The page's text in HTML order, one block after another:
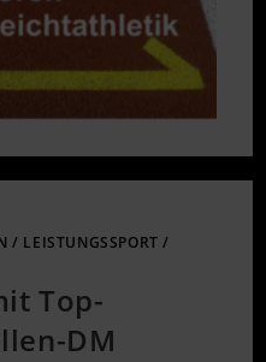
/ LEISTUNGSSPORT /
Top-
DM